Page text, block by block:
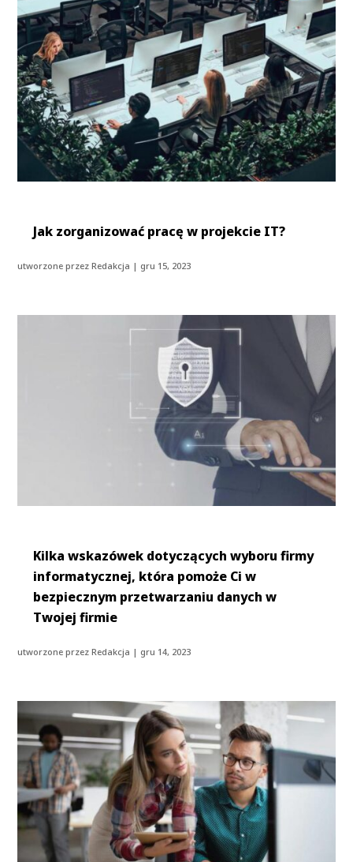
Jak zorganizować pracę w projekcie IT?
utworzone przezRedakcja | gru 15, 2023
Kilka wskazówek dotyczących wyboru firmy
informatycznej, która pomoże Ci w
bezpiecznym przetwarzaniu danych w
Twojej firmie
utworzone przezRedakcja | gru 14, 2023